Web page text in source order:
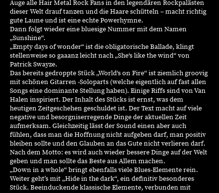
Auge alle Hair Metal Rock Fans in den legendären Rockpalästen
dieser Welt drauf tanzen und die Haare schütteln – macht richtig
gute Laune und ist eine echte Powerhymne.
Dann folgt wieder eine bluesige Nummer mit dem Namen
„Sunshine“.
„Empty days of wonder“ ist die obligatorische Ballade, klingt
stellenweise so gaaanz leicht nach „She‘s like the wind“ von
Patrick Swayze.
Das bereits gedroppte Stück „World‘s on Fire“ ist ziemlich groovig
mit schönen Gitarren -Soloparts (welche eigentlich auf fast allen
Songs eine dominante Stellung haben). Einige Riffs sind von Van
Halen inspiriert. Der Inhalt des Stücks ist ernst, was dem
heutigen Zeitgeschehen geschuldet ist. Der Text macht auf viele
negative und besorgniserregende Dinge der aktuellen Zeit
aufmerksam. Gleichzeitig lässt der Sound einen aber auch
fühlen, dass man die Hoffnung nicht aufgeben darf, man positiv
bleiben sollte und den Glauben an das Gute nicht verlieren darf.
Nach dem Motto: es wird auch wieder bessere Dinge auf der Welt
geben und man sollte das Beste aus Allem machen.
„Down in a whole“ bringt ebenfalls viele Blues-Elemente rein.
Weiter geht’s mit „Hide in the dark“, ein definitiv besonderes
Stück. Beeinduckende klassische Elemente, verbunden mit